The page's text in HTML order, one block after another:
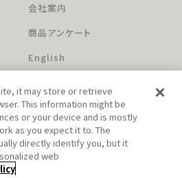
会社案内
商品アンケート
English
れている著作物の無断利用を禁じます。
it may store or retrieve
This information might be
or your device and is mostly
as you expect it to. The
directly identify you, but it
web